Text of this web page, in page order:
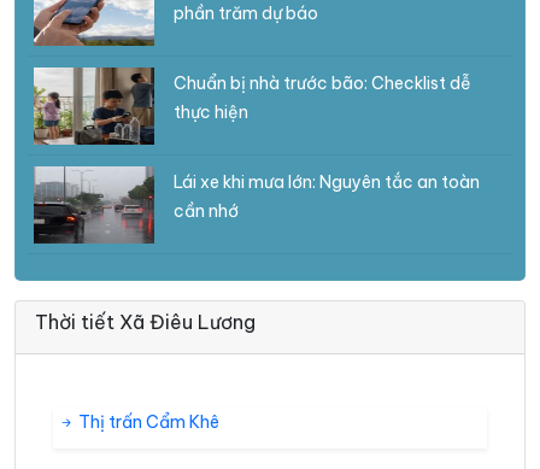
phần trăm dự báo
Chuẩn bị nhà trước bão: Checklist dễ
thực hiện
Lái xe khi mưa lớn: Nguyên tắc an toàn
cần nhớ
Thời tiết Xã Điêu Lương
Thị trấn Cẩm Khê